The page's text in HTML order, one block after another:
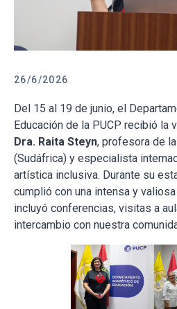
26/6/2026
Del 15 al 19 de junio, el
Educación de la PUCP recibió la
Dra. Raita Steyn, profesora de
(Sudáfrica) y especialista
artística inclusiva. Durante su
cumplió con una intensa y
incluyó conferencias, visitas a
intercambio con nuestra